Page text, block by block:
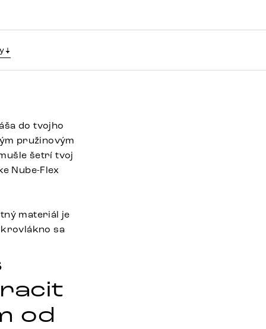
do tvojho
pružinovým
šetrí tvoj
Nube-Flex
materiál je
sa
od